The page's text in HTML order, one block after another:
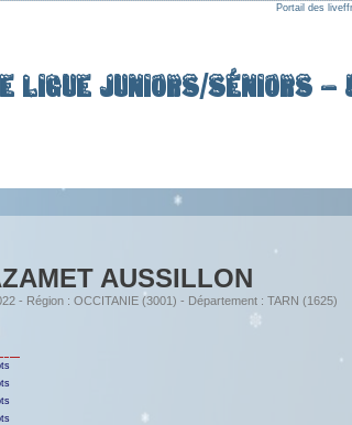
Portail des
Ligue Juniors/Séniors –
AUSSILLON
- Région : OCCITANIE (3001) - Département : TARN (1625)